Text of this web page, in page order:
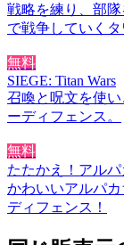
戦略を練り、部
で戦争していくタ
無料
SIEGE: Titan Wars
召喚と呪文を使
ーディフェンス。
無料
たたかえ！アル
かわいいアルパ
ディフェンス！